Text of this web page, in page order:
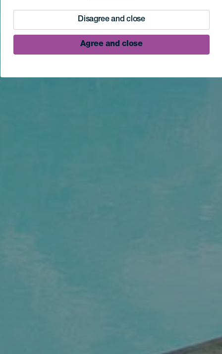
Disagree and close
Agree and close